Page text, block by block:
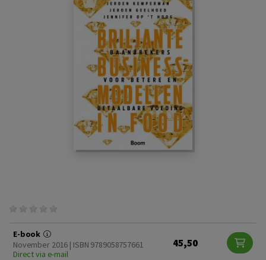
E-book
November 2016 | ISBN 9789058757661
Direct via e-mail
45,50